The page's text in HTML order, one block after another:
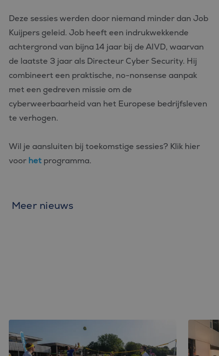
Deze sessies werden door niemand minder dan Job
Kuijpers geleid. Job heeft een indrukwekkende
achtergrond van bijna 14 jaar bij de AIVD, waarvan
de laatste 3 jaar als Directeur Cyber Security. Hij
combineert een praktische, no-nonsense aanpak
met een gedreven missie om de
cyberweerbaarheid van het Europese bedrijfsleven
te verhogen.
Wil je aansluiten bij toekomstige sessies? Klik hier
voor het programma.
Meer nieuws
Bluefin BOUWT: Samen Succes, Beach
games & BBQ!
Bluefin
een